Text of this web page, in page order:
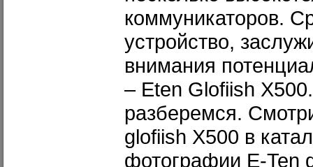
коммуникаторов.
устройство,
внимания
– Eten Glofiish
разберемся.
glofiish X500 в
фотографии E-Ten